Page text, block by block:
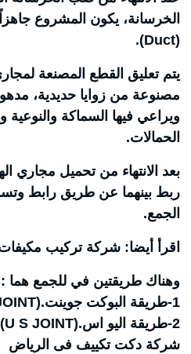
الخرسانة، يكون المشروع
(Duct).
يتم تعليق القطع المصنعة
مصنوعة من زوايا حديدية،
ويراعي فيها السماكة والنوعية
الحمالات.
بعد الانتهاء من تحميل مجاري
ربط بينهما عن طريق رابط
الجمع.
اقرأ أيضا: شركة تركيب
وهناك طريقتين في للجمع هما :
1-طريقة البوكت جوينت.(POCKET JOINT)
2-طريقة اليو اس.(U S JOINT)
شركة دكت تكييف فى الرياض